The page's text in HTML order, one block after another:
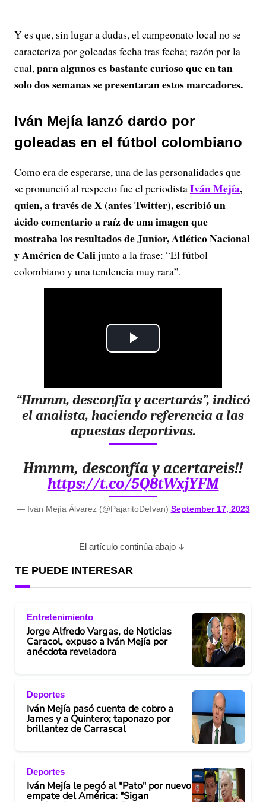
Y es que, sin lugar a dudas, el campeonato local no se
caracteriza por goleadas fecha tras fecha; razón por la
cual,para algunos es bastante curioso que en tan
solo dos semanas se presentaran estos marcadores.
Iván Mejía lanzó dardo por
goleadas en el fútbol colombiano
Como era de esperarse, una de las personalidades que
se pronunció al respecto fue el periodistaIván Mejía,
quien, a través de X (antes Twitter), escribió un
ácido comentario a raíz de una imagen que
mostraba los resultados de Junior, Atlético Nacional
y América de Calijunto a la frase: “El fútbol
colombiano y una tendencia muy rara”.
P
a
y
V
i
d
e
“Hmmm, desconfía y acertarás”, indicó
el analista, haciendo referencia a las
apuestas deportivas.
Hmmm, desconfía y acertareis!!
https://t.co/5Q8tWxjYFM
— Iván Mejía Álvarez (@PajaritoDeIvan) September 17, 2023
El artículo continúa abajo
TE PUEDE INTERESAR
Entretenimiento
Jorge Alfredo Vargas, de Noticias
Caracol, expuso a Iván Mejía por
anécdota reveladora
Deportes
Iván Mejía pasó cuenta de cobro a
James y a Quintero; taponazo por
brillantez de Carrascal
Deportes
Iván Mejía le pegó al "Pato" por nuevo
empate del América: "Sigan